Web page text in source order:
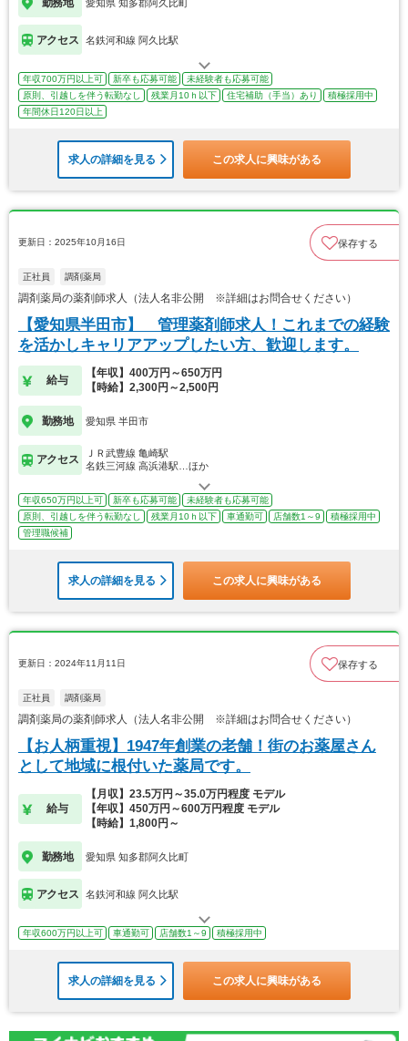
愛知県 知多郡阿久比町
アクセス 名鉄河和線 阿久比駅
年収700万円以上可 新卒も応募可能
未経験者も応募可能
原則、引越しを伴う転勤なし
残業月10ｈ以下 住宅補助（手当）あり
積極採用中
年間休日120日以上
求人の詳細を見る この求人に興味がある
更新日：2025年10月16日 保存する
正社員 調剤薬局
調剤薬局の薬剤師求人（法人名非公開 ※詳細はお問合せください）
【愛知県半田市】 管理薬剤師求人！これまでの経験
を活かしキャリアアップしたい方、歓迎します。
給与
【年収】400万円～650万円
【時給】2,300円～2,500円
勤務地 愛知県 半田市
アクセス
ＪＲ武豊線 亀崎駅
名鉄三河線 高浜港駅…ほか
年収650万円以上可 新卒も応募可能
未経験者も応募可能
原則、引越しを伴う転勤なし
残業月10ｈ以下 車通勤可 店舗数1～9
積極採用中
管理職候補
求人の詳細を見る この求人に興味がある
更新日：2024年11月11日 保存する
正社員 調剤薬局
調剤薬局の薬剤師求人（法人名非公開 ※詳細はお問合せください）
【お人柄重視】1947年創業の老舗！街のお薬屋さん
として地域に根付いた薬局です。
給与
【月収】23.5万円～35.0万円程度 モデル
【年収】450万円～600万円程度 モデル
【時給】1,800円～
勤務地 愛知県 知多郡阿久比町
アクセス 名鉄河和線 阿久比駅
年収600万円以上可 車通勤可 店舗数1～9 積極採用中
求人の詳細を見る この求人に興味がある